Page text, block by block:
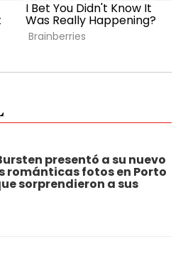
presentó a su nuevo
románticas fotos en Porto
sorprendieron a sus